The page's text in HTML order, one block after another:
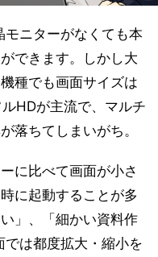
モニターがなくても本
できます。しかし大
種でも画面サイズは
HDが主流で、マルチ
落ちてしまいがち。
に比べて画面が小さ
に起動することが多
」、「細かい資料作
は都度拡大・縮小を